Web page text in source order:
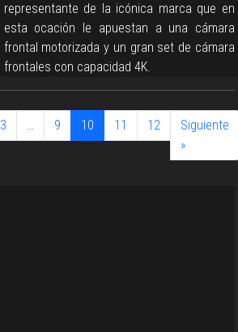
representante de la icónica marca que en
esta ocación le apuestan a una cámara
frontal motorizada y un gran set de cámara
frontales con capacidad 4K.
3 … 9 10 11 12
Siguiente
»